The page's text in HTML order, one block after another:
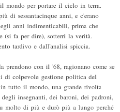
mondo per portare il cielo in terra.
di sessantacinque anni, e c'erano
anni indimenticabili, prima che
(si fa per dire), sotterri la verità.
tardivo e dall'analisi spiccia.
prendono con il '68, ragionano come se
di colpevole gestione politica del
tutto il mondo, una grande rivolta
insegnanti, dei baroni, dei padroni,
molto di più e durò più a lungo perché